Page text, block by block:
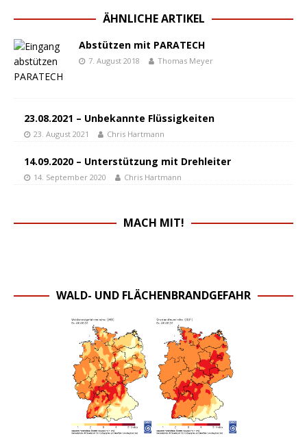
ÄHNLICHE ARTIKEL
Abstützen mit PARATECH
7. August 2018 Thomas Meyer
23.08.2021 – Unbekannte Flüssigkeiten
23. August 2021 Chris Hartmann
14.09.2020 – Unterstützung mit Drehleiter
14. September 2020 Chris Hartmann
MACH MIT!
WALD- UND FLÄCHENBRANDGEFAHR